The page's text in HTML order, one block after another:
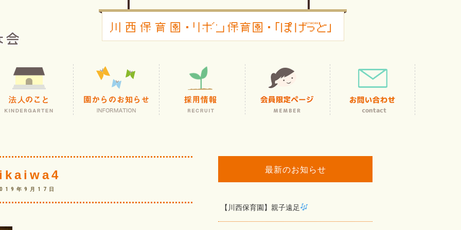
年9月17日
最新のお知らせ
【川西保育園】親子遠足